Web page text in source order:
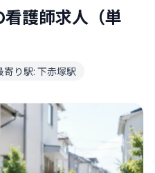
護師求人（単
寄り駅: 下赤塚駅